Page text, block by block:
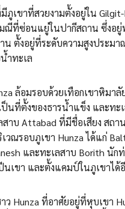
เขาที่สวยงามตั้งอยู่ใน
ที่ซ่อนแยู่ในปากีสถาน ซึ่งอยู่
น ตั้งอยู่ที่ระดับความสูงประมา
ำทะเล
ล้อมรอบด้วยเทือกเขาหิมาลั
ป็นที่ตั้งของธารน้ำแข็ง และทะ
สาบ Attabad ที่มีชื่อเสียง สถ
วณรอบภูเขา Hunza ได้แก่
และทะเลสาบ Borith นัก
เขา และตั้งแคมป์ในภูเขาได้
ว Hunza ที่อาศัยอยู่ที่หุบเขา